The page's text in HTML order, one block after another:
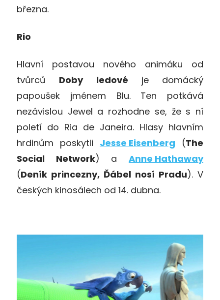
března.
Rio
Hlavní postavou nového animáku od
tvůrců Doby ledové je domácký
papoušek jménem Blu. Ten potkává
nezávislou Jewel a rozhodne se, že s ní
poletí do Ria de Janeira. Hlasy hlavním
hrdinům poskytli Jesse Eisenberg (The
Social Network) aAnne Hathaway
(Deník princezny, Ďábel nosí Pradu). V
českých kinosálech od 14. dubna.